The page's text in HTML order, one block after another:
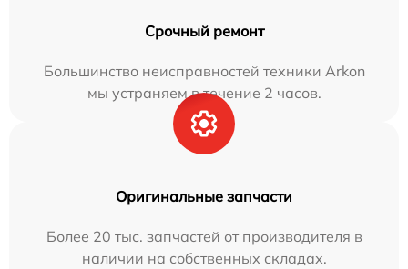
Срочный ремонт
Большинство неисправностей техники Arkon
мы устраняем в течение 2 часов.
Оригинальные запчасти
Более 20 тыс. запчастей от производителя в
наличии на собственных складах.